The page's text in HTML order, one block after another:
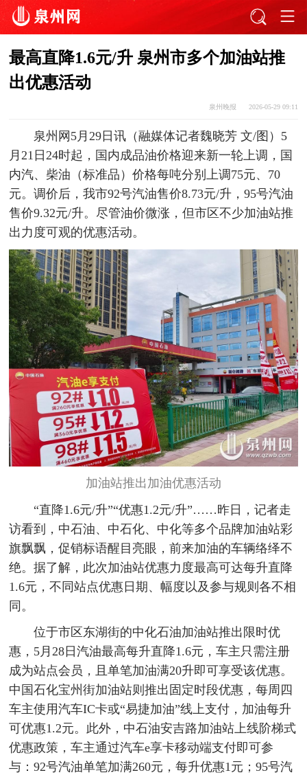
最高直降1.6元/升 泉州市多个加油站推
出优惠活动
泉州晚报 2026-05-29 09:11
泉州网5月29日讯（融媒体记者魏晓芳 文/图）5
月21日24时起，国内成品油价格迎来新一轮上调，国
内汽、柴油（标准品）价格每吨分别上调75元、70
元。调价后，我市92号汽油售价8.73元/升，95号汽油
售价9.32元/升。尽管油价微涨，但市区不少加油站推
出力度可观的优惠活动。
加油站推出加油优惠活动
“直降1.6元/升”“优惠1.2元/升”……昨日，记者走
访看到，中石油、中石化、中化等多个品牌加油站彩
旗飘飘，促销标语醒目亮眼，前来加油的车辆络绎不
绝。据了解，此次加油站优惠力度最高可达每升直降
1.6元，不同站点优惠日期、幅度以及参与规则各不相
同。
位于市区东湖街的中化石油加油站推出限时优
惠，5月28日汽油最高每升直降1.6元，车主只需注册
成为站点会员，且单笔加油满20升即可享受该优惠。
中国石化宝州街加油站则推出固定时段优惠，每周四
车主使用汽车IC卡或“易捷加油”线上支付，加油每升
可优惠1.2元。此外，中石油安吉路加油站上线阶梯式
优惠政策，车主通过汽车e享卡移动端支付即可参
与：92号汽油单笔加满260元，每升优惠1元；95号汽